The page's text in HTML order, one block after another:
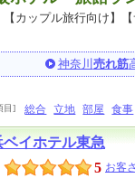
【カップル旅行向け】
神奈川 売れ筋
目] 総合 立地 部屋 食事
ベイホテル東急
5 お客